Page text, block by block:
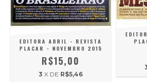
EDITORA ABRIL - REVISTA
PLACAR - NOVEMBRO 2015
R$15,00
3 X DE R$5,46